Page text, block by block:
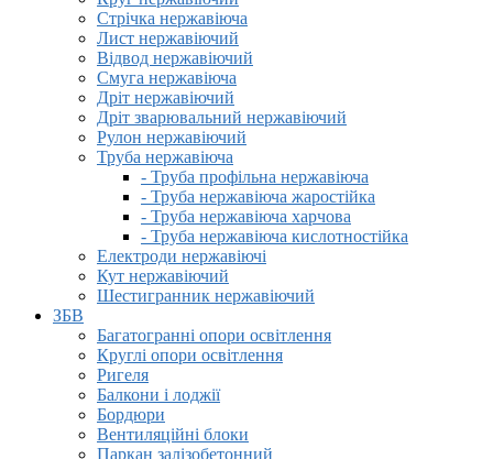
Стрічка нержавіюча
Лист нержавіючий
Відвод нержавіючий
Смуга нержавіюча
Дріт нержавіючий
Дріт зварювальний нержавіючий
Рулон нержавіючий
Труба нержавіюча
- Труба профільна нержавіюча
- Труба нержавіюча жаростійка
- Труба нержавіюча харчова
- Труба нержавіюча кислотностійка
Електроди нержавіючі
Кут нержавіючий
Шестигранник нержавіючий
ЗБВ
Багатогранні опори освітлення
Круглі опори освітлення
Ригеля
Балкони і лоджії
Бордюри
Вентиляційні блоки
Паркан залізобетонний